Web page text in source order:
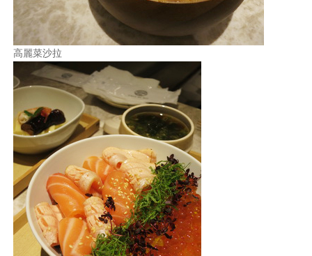
媒體報導一覽
合作與代言
訂閱電子報
高麗菜沙拉